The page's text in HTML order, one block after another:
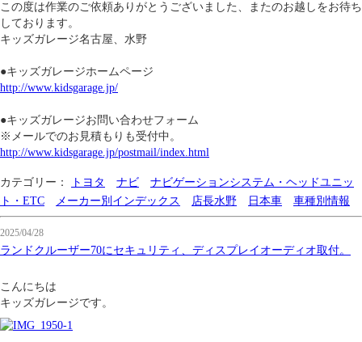
この度は作業のご依頼ありがとうございました、またのお越しをお待ち
しております。
キッズガレージ名古屋、水野
●キッズガレージホームページ
http://www.kidsgarage.jp/
●キッズガレージお問い合わせフォーム
※メールでのお見積もりも受付中。
http://www.kidsgarage.jp/postmail/index.html
カテゴリー： トヨタ ナビ
ナビゲーションシステム・ヘッドユニッ
ト・ETC
メーカー別インデックス 店長水野 日本車 車種別情報
2025/04/28
ランドクルーザー70にセキュリティ、ディスプレイオーディオ取付。
こんにちは
キッズガレージです。